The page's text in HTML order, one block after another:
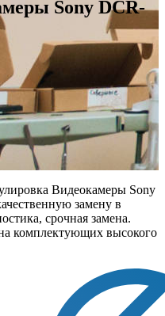
Sony DCR-
Видеокамеры Sony
замену в
срочная замена.
комплектующих высокого